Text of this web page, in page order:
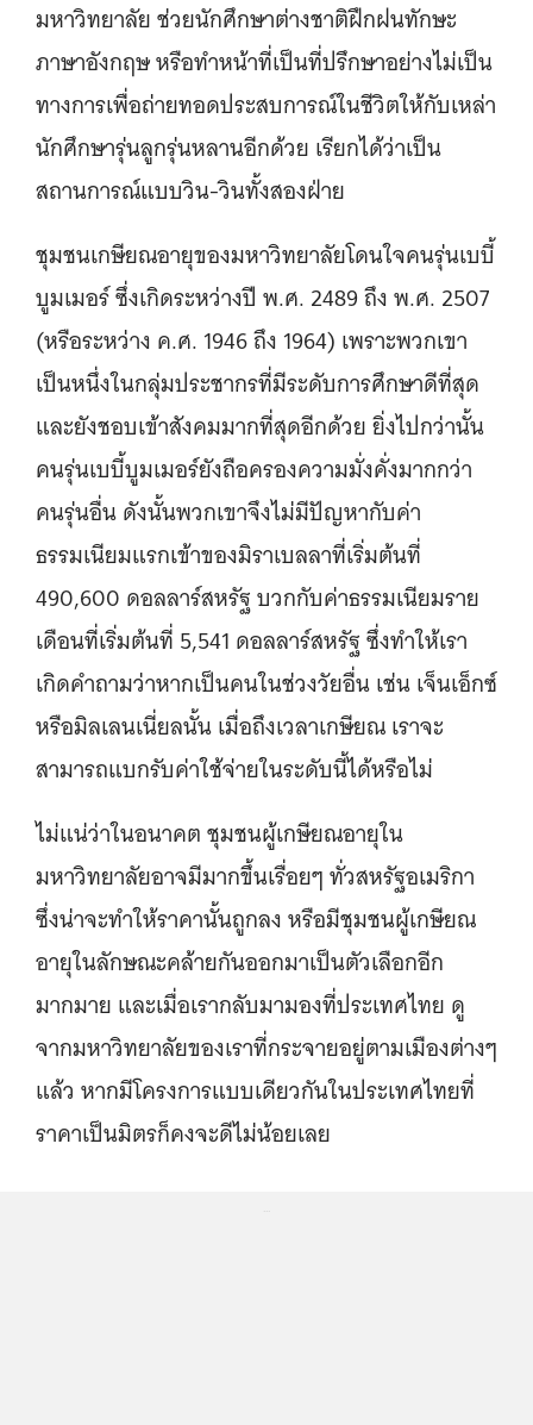
มหาวิทยาลัย ช่วยนักศึกษาต่างชาติฝึกฝนทักษะ
ภาษาอังกฤษ หรือทำหน้าที่เป็นที่ปรึกษาอย่างไม่เป็น
ทางการเพื่อถ่ายทอดประสบการณ์ในชีวิตให้กับเหล่า
นักศึกษารุ่นลูกรุ่นหลานอีกด้วย เรียกได้ว่าเป็น
สถานการณ์แบบวิน-วินทั้งสองฝ่าย
ชุมชนเกษียณอายุของมหาวิทยาลัยโดนใจคนรุ่นเบบี้
บูมเมอร์ ซึ่งเกิดระหว่างปี พ.ศ. 2489 ถึง พ.ศ. 2507
(หรือระหว่าง ค.ศ. 1946 ถึง 1964) เพราะพวกเขา
เป็นหนึ่งในกลุ่มประชากรที่มีระดับการศึกษาดีที่สุด
และยังชอบเข้าสังคมมากที่สุดอีกด้วย ยิ่งไปกว่านั้น
คนรุ่นเบบี้บูมเมอร์ยังถือครองความมั่งคั่งมากกว่า
คนรุ่นอื่น ดังนั้นพวกเขาจึงไม่มีปัญหากับค่า
ธรรมเนียมแรกเข้าของมิราเบลลาที่เริ่มต้นที่
490,600 ดอลลาร์สหรัฐ บวกกับค่าธรรมเนียมราย
เดือนที่เริ่มต้นที่ 5,541 ดอลลาร์สหรัฐ ซึ่งทำให้เรา
เกิดคำถามว่าหากเป็นคนในช่วงวัยอื่น เช่น เจ็นเอ็กซ์
หรือมิลเลนเนี่ยลนั้น เมื่อถึงเวลาเกษียณ เราจะ
สามารถแบกรับค่าใช้จ่ายในระดับนี้ได้หรือไม่
ไม่แน่ว่าในอนาคต ชุมชนผู้เกษียณอายุใน
มหาวิทยาลัยอาจมีมากขึ้นเรื่อยๆ ทั่วสหรัฐอเมริกา
ซึ่งน่าจะทำให้ราคานั้นถูกลง หรือมีชุมชนผู้เกษียณ
อายุในลักษณะคล้ายกันออกมาเป็นตัวเลือกอีก
มากมาย และเมื่อเรากลับมามองที่ประเทศไทย ดู
จากมหาวิทยาลัยของเราที่กระจายอยู่ตามเมืองต่างๆ
แล้ว หากมีโครงการแบบเดียวกันในประเทศไทยที่
ราคาเป็นมิตรก็คงจะดีไม่น้อยเลย